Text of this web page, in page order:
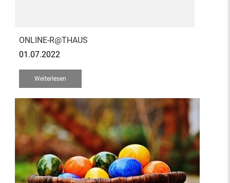
ONLINE-R@THAUS
01.07.2022
Weiterlesen